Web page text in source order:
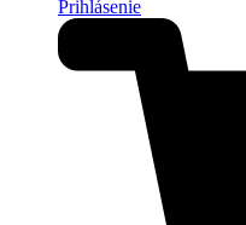
Prihlásenie